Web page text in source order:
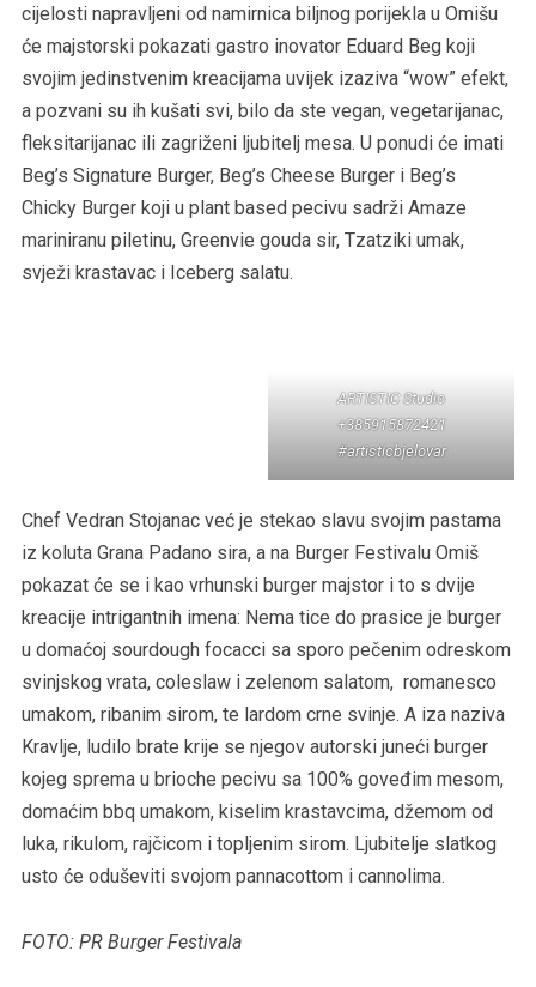
cijelosti napravljeni od namirnica biljnog porijekla u Omišu
će majstorski pokazati gastro inovator Eduard Beg koji
svojim jedinstvenim kreacijama uvijek izaziva “wow” efekt,
a pozvani su ih kušati svi, bilo da ste vegan, vegetarijanac,
fleksitarijanac ili zagriženi ljubitelj mesa. U ponudi će imati
Beg’s Signature Burger, Beg’s Cheese Burger i Beg’s
Chicky Burger koji u plant based pecivu sadrži Amaze
mariniranu piletinu, Greenvie gouda sir, Tzatziki umak,
svježi krastavac i Iceberg salatu.
ARTISTIC Studio
+385915872421
#artisticbjelovar
Chef Vedran Stojanac već je stekao slavu svojim pastama
iz koluta Grana Padano sira, a na Burger Festivalu Omiš
pokazat će se i kao vrhunski burger majstor i to s dvije
kreacije intrigantnih imena: Nema tice do prasice je burger
u domaćoj sourdough focacci sa sporo pečenim odreskom
svinjskog vrata, coleslaw i zelenom salatom, romanesco
umakom, ribanim sirom, te lardom crne svinje. A iza naziva
Kravlje, ludilo brate krije se njegov autorski juneći burger
kojeg sprema u brioche pecivu sa 100% goveđim mesom,
domaćim bbq umakom, kiselim krastavcima, džemom od
luka, rikulom, rajčicom i topljenim sirom. Ljubitelje slatkog
usto će oduševiti svojom pannacottom i cannolima.
FOTO: PR Burger Festivala